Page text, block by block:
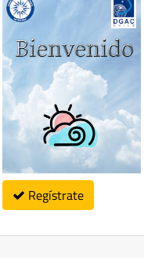
Regístrate